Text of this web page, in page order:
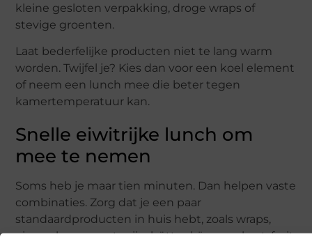
kleine gesloten verpakking, droge wraps of
stevige groenten.
Laat bederfelijke producten niet te lang warm
worden. Twijfel je? Kies dan voor een koel element
of neem een lunch mee die beter tegen
kamertemperatuur kan.
Snelle eiwitrijke lunch om
mee te nemen
Soms heb je maar tien minuten. Dan helpen vaste
combinaties. Zorg dat je een paar
standaardproducten in huis hebt, zoals wraps,
eieren, hummus, tonijn, hüttenkäse, yoghurt, fruit,